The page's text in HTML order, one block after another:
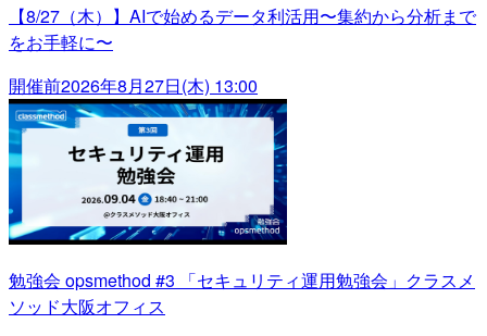
【8/27（木）】AIで始めるデータ利活用〜集約から分析まで
をお手軽に〜
開催前2026年8月27日(木) 13:00
勉強会 opsmethod #3 「セキュリティ運用勉強会」クラスメ
ソッド大阪オフィス